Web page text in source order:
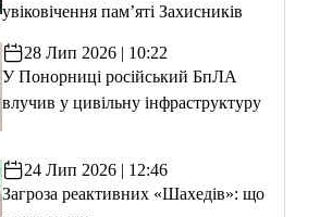
увіковічення пам’яті Захисників
28 Лип 2026 | 10:22
У Понорниці російський БпЛА
влучив у цивільну інфраструктуру
24 Лип 2026 | 12:46
Загроза реактивних «Шахедів»: що